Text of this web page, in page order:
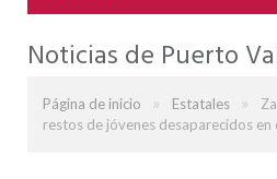
Noticias de Puerto
Página de inicio » Estatales »
restos de jóvenes desaparecidos en